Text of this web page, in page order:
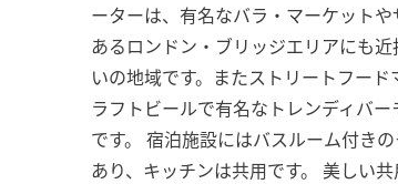
ーターは、有名なバラ・マーケット
あるロンドン・ブリッジエリアにも
いの地域です。またストリートフード
ラフトビールで有名なトレンディバー
です。 宿泊施設にはバスルーム付き
あり、キッチンは共用です。 美しい